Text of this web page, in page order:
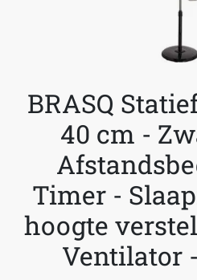
BRASQ
40 cm -
Timer -
hoogte
Ventilator